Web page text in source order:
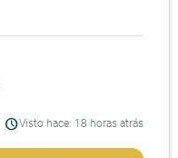
Visto hace: 18 horas atrás